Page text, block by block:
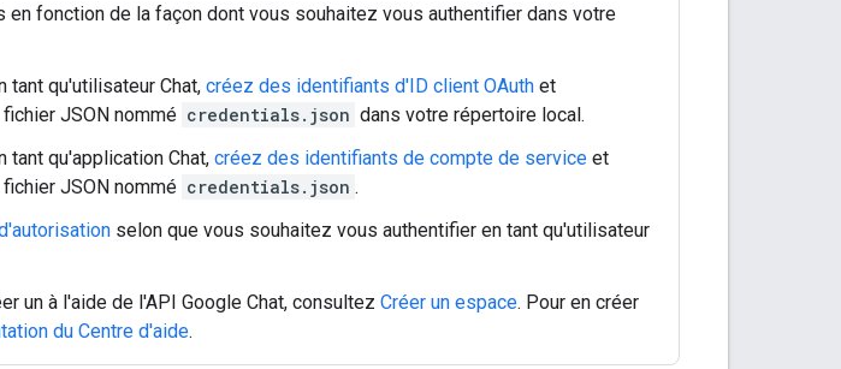
fonction de la façon dont vous souhaitez vous authentifier dans votre
tant qu'utilisateur Chat, créez des identifiants d'ID client OAuth et
JSON nommé credentials.json dans votre répertoire local.
tant qu'application Chat, créez des identifiants de compte de service et
JSON nommé credentials.json .
selon que vous souhaitez vous authentifier en tant qu'utilisateur
un à l'aide de l'API Google Chat, consultez Créer un espace. Pour en créer
du Centre d'aide.